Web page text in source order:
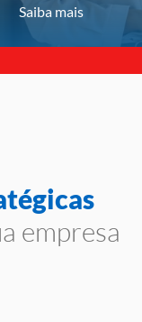
Saiba mais
empresa